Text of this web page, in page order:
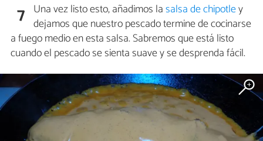
7 Una vez listo esto, añadimos lasalsa de chipotley
dejamos que nuestro pescado termine de cocinarse
a fuego medio en esta salsa. Sabremos que está listo
cuando el pescado se sienta suave y se desprenda fácil.